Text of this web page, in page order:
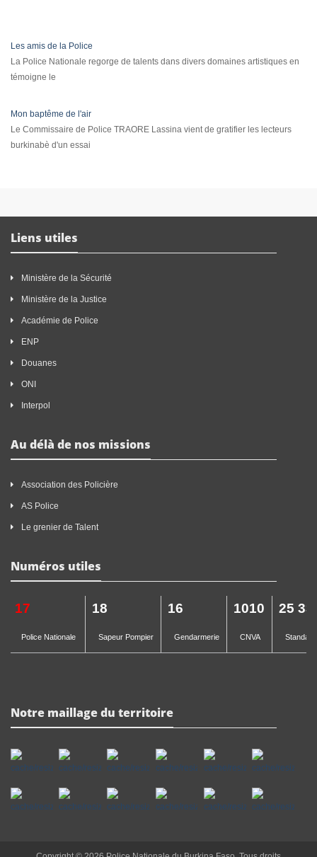
Les amis de la Police
La Police Nationale regorge de talents dans divers domaines artistiques en
témoigne le
Mon baptême de l'air
Le Commissaire de Police TRAORE Lassina vient de gratifier les lecteurs
burkinabè d'un essai
Liens utiles
Ministère de la Sécurité
Ministère de la Justice
Académie de Police
ENP
Douanes
ONI
Interpol
Au délà de nos missions
Association des Policière
AS Police
Le grenier de Talent
Numéros utiles
17
Police Nationale
18
Sapeur Pompier
16
Gendarmerie
1010
CNVA
25 33
Notre maillage du territoire